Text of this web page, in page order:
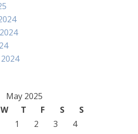
May 2025
W T F S
S
1
2 3
4